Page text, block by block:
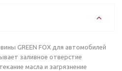
GREEN FOX для автомобилей
заливное отверстие
масла и загрязнение